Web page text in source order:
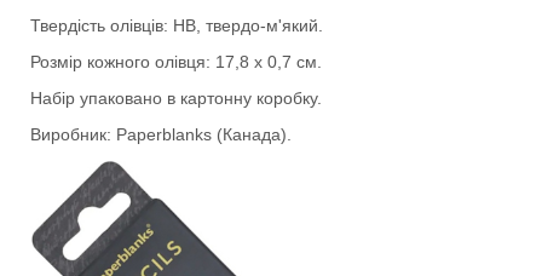
Твердість олівців: HB, твердо-м'який.
Розмір кожного олівця: 17,8 х 0,7 см.
Набір упаковано в картонну коробку.
Виробник: Paperblanks (Канада).